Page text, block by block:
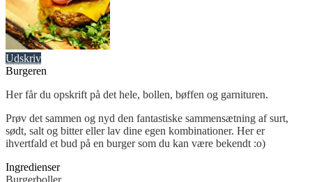
Udskriv
Burgeren
Her får du opskrift på det hele, bollen, bøffen og garnituren.
Prøv det sammen og nyd den fantastiske sammensætning af surt,
sødt, salt og bitter eller lav dine egen kombinationer. Her er
ihvertfald et bud på en burger som du kan være bekendt :o)
Ingredienser
Burgerboller